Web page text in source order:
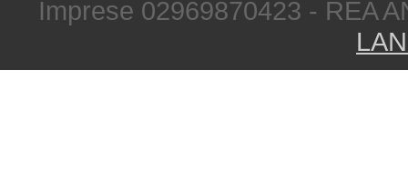
Imprese 02969870423 - REA